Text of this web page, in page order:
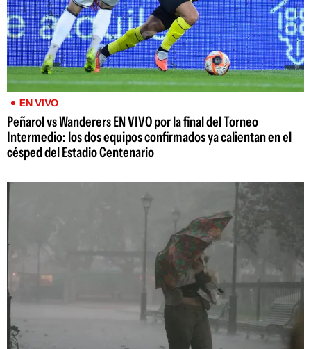
EN VIVO
Peñarol vs Wanderers EN VIVO por la final del Torneo
Intermedio: los dos equipos confirmados ya calientan en el
césped del Estadio Centenario